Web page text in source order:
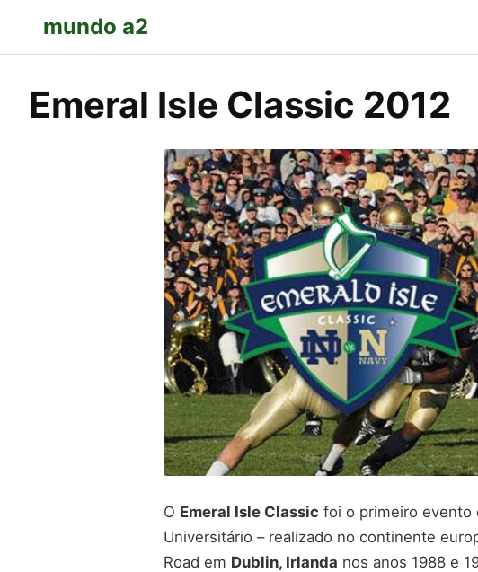
mundo a2
Emeral Isle Classic 2012
O Emeral Isle Classic foi o primeiro evento
Universitário – realizado no continente
Road em Dublin, Irlanda nos anos 1988 e